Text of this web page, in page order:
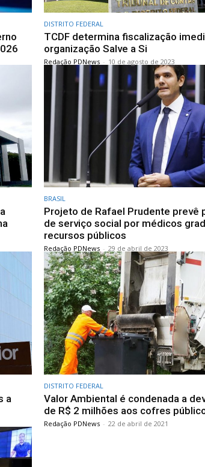
DISTRITO FEDERAL
TCDF determina fiscalização
organização Salve a Si
Redação PDNews - 10 de agosto de 2023
BRASIL
Projeto de Rafael Prudente prevê
de serviço social por médicos
recursos públicos
Redação PDNews - 29 de abril de 2023
a
DISTRITO FEDERAL
Valor Ambiental é condenada a
de R$ 2 milhões aos cofres
Redação PDNews - 22 de abril de 2021